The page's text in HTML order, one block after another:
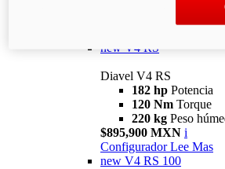
new V4 RS
Diavel V4 RS
182 hp Potencia
120 Nm Torque
220 kg Peso
$895,900 MXN i
Configurador Lee Mas
new V4 RS 100